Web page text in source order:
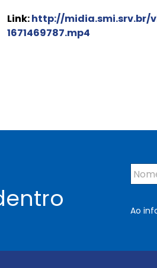
Link:http://midia.smi.srv.br/
1671469787.mp4
N
o
*
Ao